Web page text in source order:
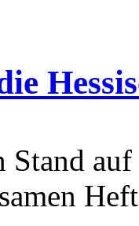
Stand